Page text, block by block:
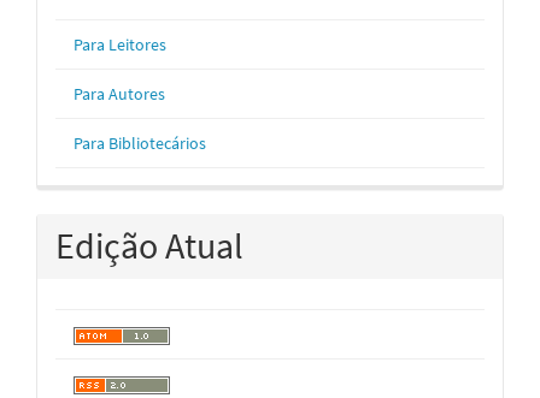
Para Leitores
Para Autores
Para Bibliotecários
Edição Atual